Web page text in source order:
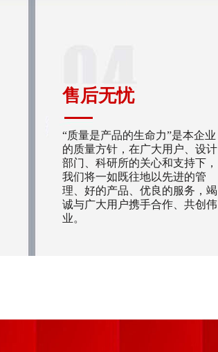
售后无忧
“质量是产品的生命力”是本企业
的质量方针，在广大用户、设计
部门、科研所的关心和支持下，
我们将一如既往地以先进的管
理、好的产品、优良的服务，竭
诚与广大用户携手合作、共创伟
业。